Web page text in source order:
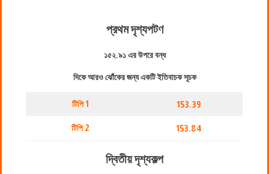
প্রথম দৃশ্যপটণ
১৫২.৯১ এর উপরে বন্ধ
দিকে আরও ঝোঁকের জন্য একটি ইতিবাচক সূচক
টিপি 1 153.39
টিপি 2 153.84
দ্বিতীয় দৃশ্যকল্প